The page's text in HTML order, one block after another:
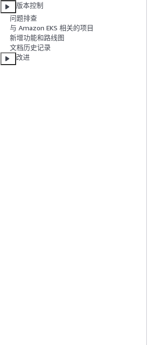
版本控制
问题排查
与 Amazon EKS 相关的项目
新增功能和路线图
文档历史记录
改进